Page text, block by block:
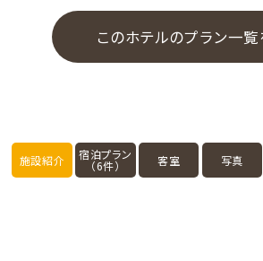
このホテルのプラン一
施設紹介 宿泊プラン
（6件） 客室 写真